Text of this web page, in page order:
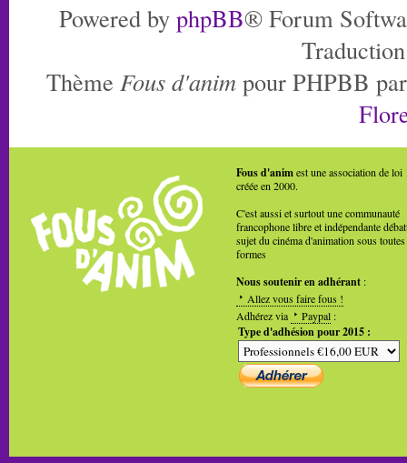
Powered by phpBB® Forum
Thème Fous d'anim pour PHPBB
Fous d'animest une association de loi
créée en 2000.
C'est aussi et surtout une communauté
francophone libre et indépendante
sujet du cinéma d'animation sous toutes
formes
Nous soutenir en adhérant :
Allez vous faire fous !
Adhérez via
Paypal :
Type d'adhésion pour 2015 :